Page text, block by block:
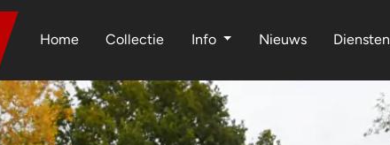
Home
Collectie Info Nieuws Diensten